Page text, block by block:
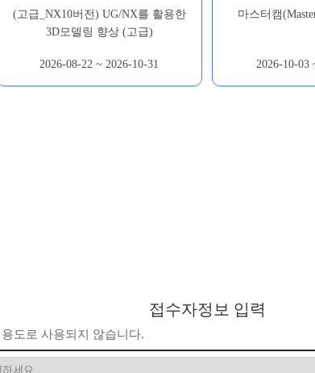
(고급_NX10버전) UG/NX를 활용한
3D모델링 향상 (고급)
2026-08-22 ~ 2026-10-31
마스터캠
2026-10-03
접수자정보 입력
도로 사용되지 않습니다.